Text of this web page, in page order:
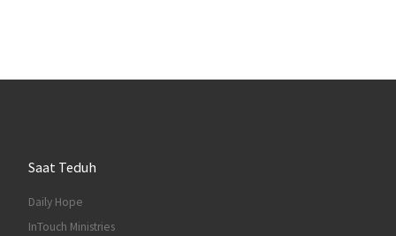
Saat Teduh
Daily Hope
InTouch Ministries